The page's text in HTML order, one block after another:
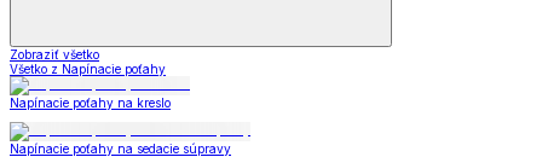
Zobraziť všetko
Všetko z Napínacie poťahy
Napínacie poťahy na kreslo
Napínacie poťahy na sedacie súpravy